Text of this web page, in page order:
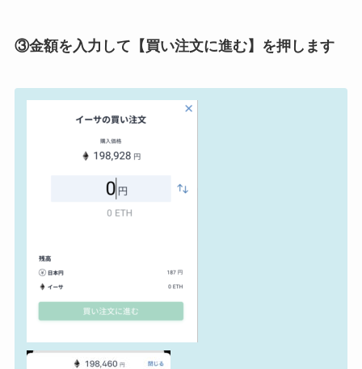
③金額を入力して【買い注文に進む】を押します